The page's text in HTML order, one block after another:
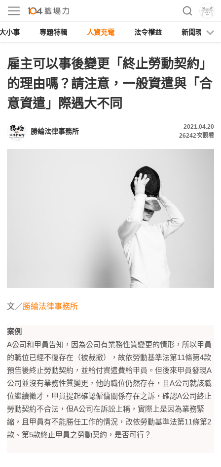
小事 專題特輯 人資充電 法令權益 新聞現場
雇主可以事後變更「終止勞動契約」
的理由嗎？請注意，一般資遣與「合
意資遣」際遇大不同
勝綸法律事務所
2021.04.20
26242次觀看
文／勝綸法律事務所
案例
A公司和甲員告知，因為公司有業務性質變更的情形，所以甲員
的職位已經不復存在（被裁撤），故依勞動基準法第11條第4款
預告後終止勞動契約，並給付資遣費給甲員。但後來甲員發現A
公司並沒有業務性質變更，他的職位仍然存在，且A公司就該職
位繼續徵才，甲員提起確認僱傭關係存在之訴，確認A公司終止
勞動契約不合法，但A公司在訴訟上稱，實際上是因為業務緊
縮，且甲員有不能勝任工作的情況，改依勞動基準法第11條第2
款、第5款終止甲員之勞動契約，是否可行？